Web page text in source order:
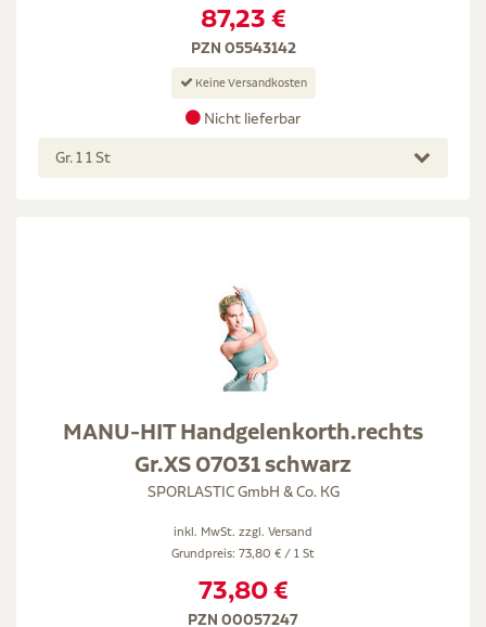
87,23 €
PZN 05543142
Keine Versandkosten
Nicht lieferbar
Gr. 1 1 St
MANU-HIT Handgelenkorth.rechts
Gr.XS 07031 schwarz
SPORLASTIC GmbH & Co. KG
inkl. MwSt. zzgl. Versand
Grundpreis: 73,80 € / 1 St
73,80 €
PZN 00057247